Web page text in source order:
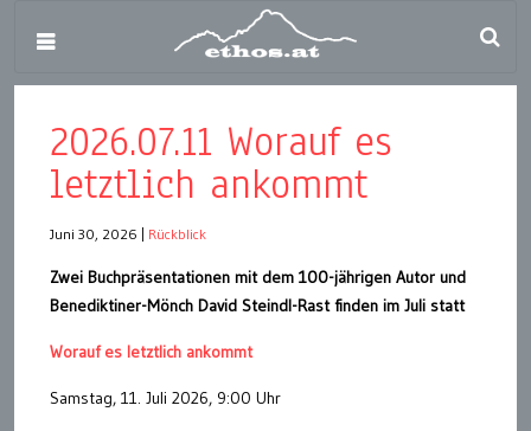
2026.07.11 Worauf es
letztlich ankommt
Juni 30, 2026 Rückblick
Zwei Buchpräsentationen mit dem 100-jährigen Autor und
Benediktiner-Mönch David Steindl-Rast finden im Juli statt
Worauf es letztlich ankommt
Samstag, 11. Juli 2026, 9:00 Uhr